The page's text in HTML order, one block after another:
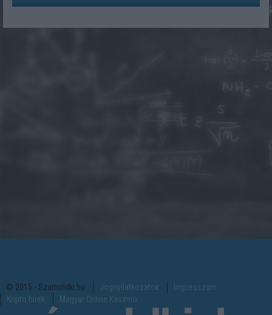
© 2015 - Szamoldki.hu Jognyilatkozatok
Impresszum
Kripto hírek
Magyar Online Kaszino